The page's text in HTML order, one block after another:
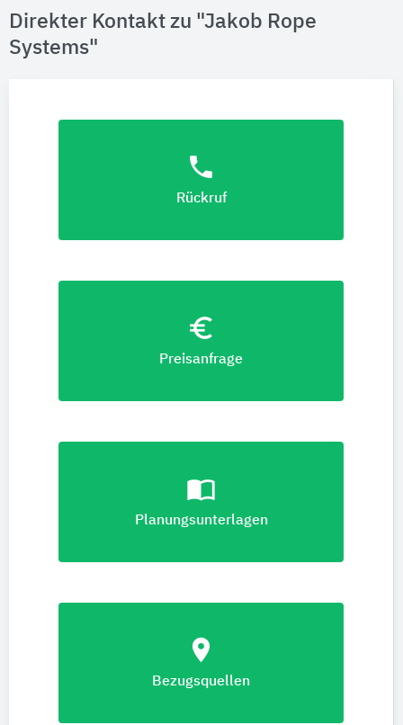
Direkter Kontakt zu "Jakob Rope
Systems"
phone
Rückruf
euro_symbol
Preisanfrage
import_contacts
Planungsunterlagen
location_on
Bezugsquellen